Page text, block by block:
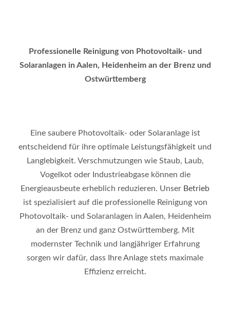
Professionelle Reinigung von Photovoltaik- und
Solaranlagen in Aalen, Heidenheim an der Brenz und
Ostwürttemberg
Eine saubere Photovoltaik- oder Solaranlage ist
entscheidend für ihre optimale Leistungsfähigkeit und
Langlebigkeit. Verschmutzungen wie Staub, Laub,
Vogelkot oder Industrieabgase können die
Energieausbeute erheblich reduzieren. Unser Betrieb
ist spezialisiert auf die professionelle Reinigung von
Photovoltaik- und Solaranlagen in Aalen, Heidenheim
an der Brenz und ganz Ostwürttemberg. Mit
modernster Technik und langjähriger Erfahrung
sorgen wir dafür, dass Ihre Anlage stets maximale
Effizienz erreicht.